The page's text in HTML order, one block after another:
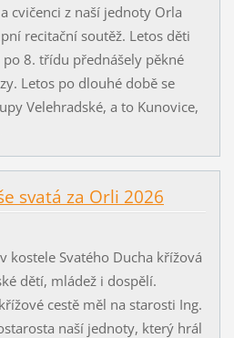
cvičenci z naší jednoty Orla
recitační soutěž. Letos děti
8. třídu přednášely pěkné
Letos po dlouhé době se
Velehradské, a to Kunovice,
svatá za Orli 2026
kostele Svatého Ducha křížová
dětí, mládež i dospělí.
cestě měl na starosti Ing.
naší jednoty, který hrál